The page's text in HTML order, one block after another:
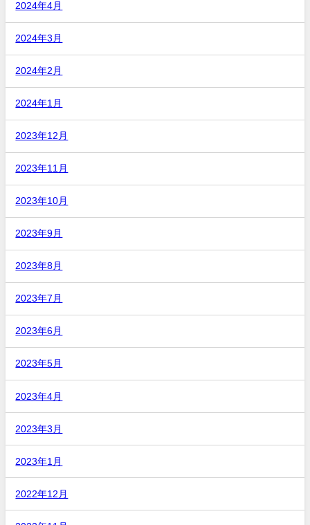
2024年4月
2024年3月
2024年2月
2024年1月
2023年12月
2023年11月
2023年10月
2023年9月
2023年8月
2023年7月
2023年6月
2023年5月
2023年4月
2023年3月
2023年1月
2022年12月